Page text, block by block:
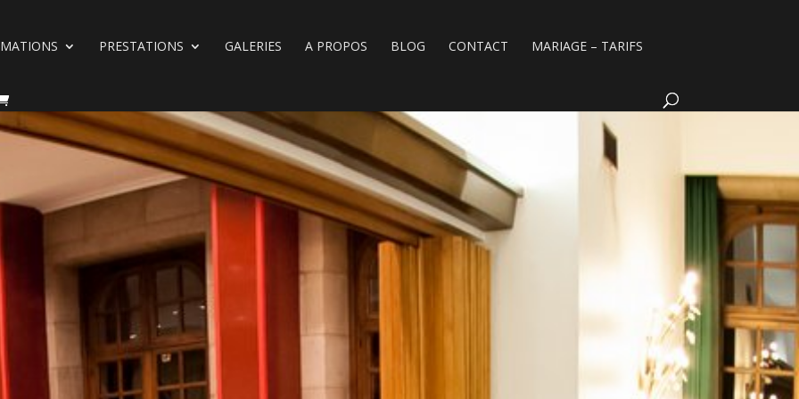
PRESTATIONS GALERIES A PROPOS BLOG CONTACT MARIAGE – TARIFS